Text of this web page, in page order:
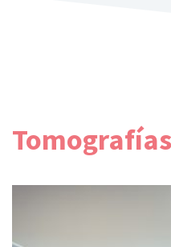
Tomografías